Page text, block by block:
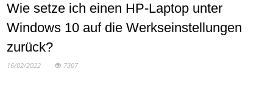
Wie setze ich einen HP-Laptop unter
Windows 10 auf die Werkseinstellungen
zurück?
16/02/2022 7307